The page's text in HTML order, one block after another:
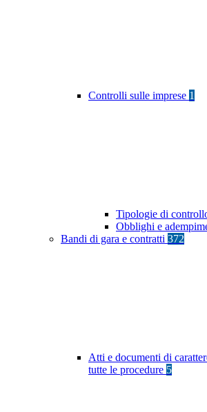
Controlli sulle imprese 1
Tipologie di
Obblighi e
Bandi di gara e contratti 372
Atti e documenti di
tutte le procedure 5